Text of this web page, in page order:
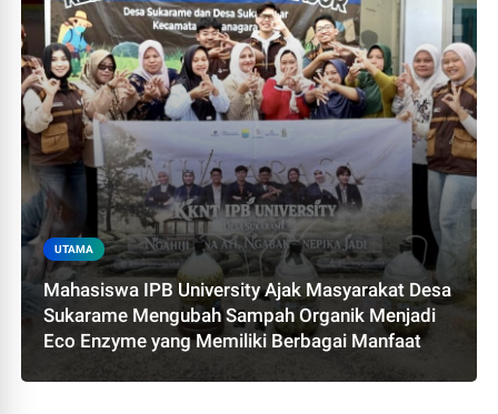
UTAMA
Mahasiswa IPB University Ajak Masyarakat Desa
Sukarame Mengubah Sampah Organik Menjadi
Eco Enzyme yang Memiliki Berbagai Manfaat